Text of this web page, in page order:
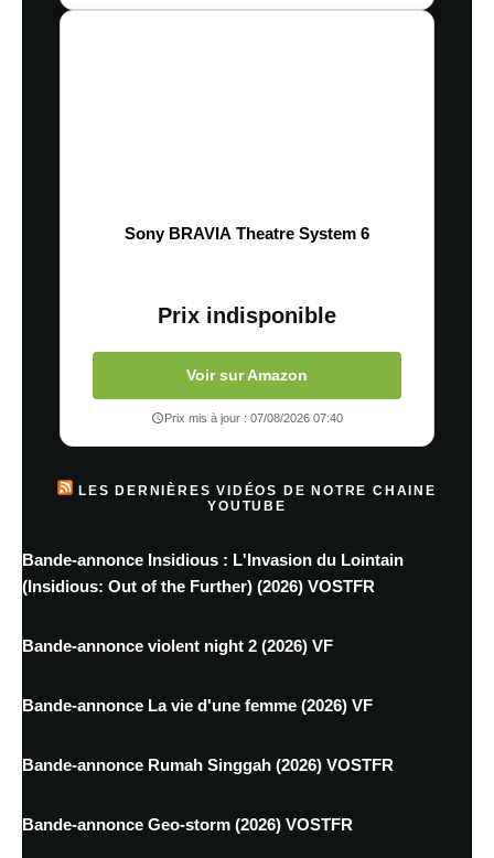
Sony BRAVIA Theatre System 6
Prix indisponible
Voir sur Amazon
Prix mis à jour : 07/08/2026 07:40
LES DERNIÈRES VIDÉOS DE NOTRE CHAINE
YOUTUBE
Bande-annonce Insidious : L'Invasion du Lointain
(Insidious: Out of the Further) (2026) VOSTFR
Bande-annonce violent night 2 (2026) VF
Bande-annonce La vie d'une femme (2026) VF
Bande-annonce Rumah Singgah (2026) VOSTFR
Bande-annonce Geo-storm (2026) VOSTFR